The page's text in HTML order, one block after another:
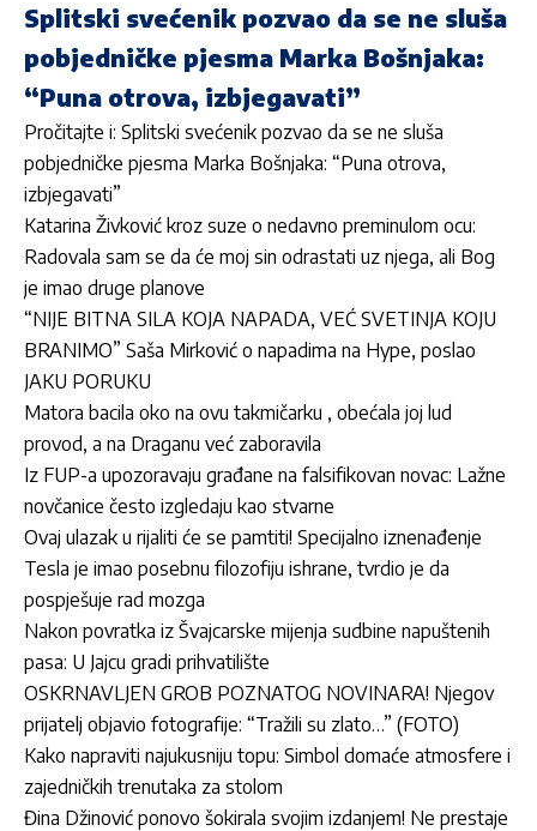
Splitski svećenik pozvao da se ne sluša
pobjedničke pjesma Marka Bošnjaka:
“Puna otrova, izbjegavati”
Pročitajte i: Splitski svećenik pozvao da se ne sluša
pobjedničke pjesma Marka Bošnjaka: “Puna otrova,
izbjegavati”
Katarina Živković kroz suze o nedavno preminulom ocu:
Radovala sam se da će moj sin odrastati uz njega, ali Bog
je imao druge planove
“NIJE BITNA SILA KOJA NAPADA, VEĆ SVETINJA KOJU
BRANIMO” Saša Mirković o napadima na Hype, poslao
JAKU PORUKU
Matora bacila oko na ovu takmičarku , obećala joj lud
provod, a na Draganu već zaboravila
Iz FUP-a upozoravaju građane na falsifikovan novac: Lažne
novčanice često izgledaju kao stvarne
Ovaj ulazak u rijaliti će se pamtiti! Specijalno iznenađenje
Tesla je imao posebnu filozofiju ishrane, tvrdio je da
pospješuje rad mozga
Nakon povratka iz Švajcarske mijenja sudbine napuštenih
pasa: U Jajcu gradi prihvatilište
OSKRNAVLJEN GROB POZNATOG NOVINARA! Njegov
prijatelj objavio fotografije: “Tražili su zlato…” (FOTO)
Kako napraviti najukusniju topu: Simbol domaće atmosfere i
zajedničkih trenutaka za stolom
Đina Džinović ponovo šokirala svojim izdanjem! Ne prestaje